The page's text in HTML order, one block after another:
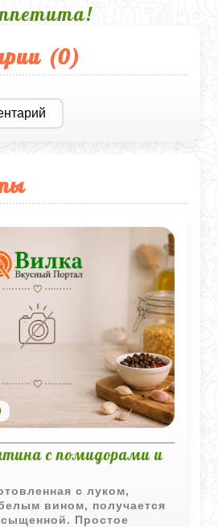
(0)
с помидорами и
с луком,
вином, получается
Простое